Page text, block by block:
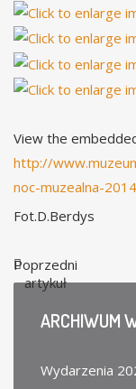
View the
http://
noc-muzealna-
Fot.D.Berdys
Poprzedni
artykuł
ARCHIWUM
Wydarzenia